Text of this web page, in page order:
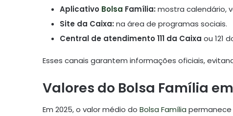
Aplicativo Bolsa Família: mostra calendário,
Site da Caixa: na área de programas sociais.
Central de atendimento 111 da Caixa ou 121
Esses canais garantem informações oficiais,
Valores do Bolsa Família
Em 2025, o valor médio do Bolsa Família permanece